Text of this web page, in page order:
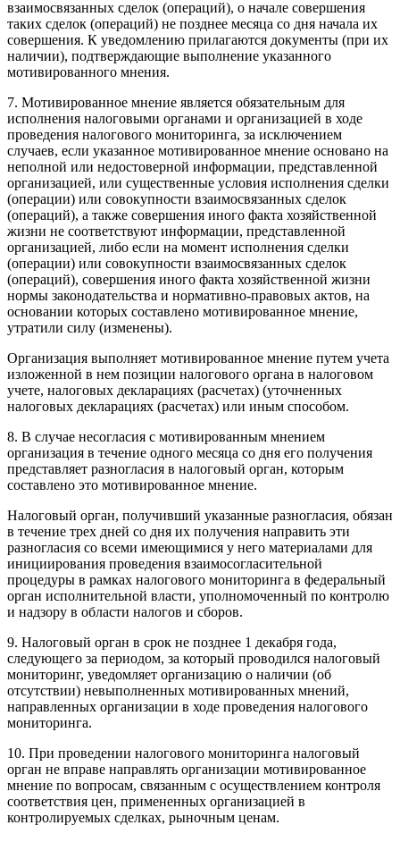
взаимосвязанных сделок (операций), о начале совершения
таких сделок (операций) не позднее месяца со дня начала их
совершения. К уведомлению прилагаются документы (при их
наличии), подтверждающие выполнение указанного
мотивированного мнения.
7. Мотивированное мнение является обязательным для
исполнения налоговыми органами и организацией в ходе
проведения налогового мониторинга, за исключением
случаев, если указанное мотивированное мнение основано на
неполной или недостоверной информации, представленной
организацией, или существенные условия исполнения сделки
(операции) или совокупности взаимосвязанных сделок
(операций), а также совершения иного факта хозяйственной
жизни не соответствуют информации, представленной
организацией, либо если на момент исполнения сделки
(операции) или совокупности взаимосвязанных сделок
(операций), совершения иного факта хозяйственной жизни
нормы законодательства и нормативно-правовых актов, на
основании которых составлено мотивированное мнение,
утратили силу (изменены).
Организация выполняет мотивированное мнение путем учета
изложенной в нем позиции налогового органа в налоговом
учете, налоговых декларациях (расчетах) (уточненных
налоговых декларациях (расчетах) или иным способом.
8. В случае несогласия с мотивированным мнением
организация в течение одного месяца со дня его получения
представляет разногласия в налоговый орган, которым
составлено это мотивированное мнение.
Налоговый орган, получивший указанные разногласия, обязан
в течение трех дней со дня их получения направить эти
разногласия со всеми имеющимися у него материалами для
инициирования проведения взаимосогласительной
процедуры в рамках налогового мониторинга в федеральный
орган исполнительной власти, уполномоченный по контролю
и надзору в области налогов и сборов.
9. Налоговый орган в срок не позднее 1 декабря года,
следующего за периодом, за который проводился налоговый
мониторинг, уведомляет организацию о наличии (об
отсутствии) невыполненных мотивированных мнений,
направленных организации в ходе проведения налогового
мониторинга.
10. При проведении налогового мониторинга налоговый
орган не вправе направлять организации мотивированное
мнение по вопросам, связанным с осуществлением контроля
соответствия цен, примененных организацией в
контролируемых сделках, рыночным ценам.